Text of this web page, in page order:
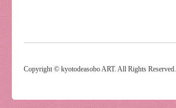
Copyright © kyotodeasobo ART. All Rights Reserved.